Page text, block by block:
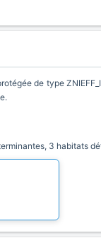
de type
3 habitats